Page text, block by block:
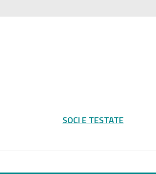
SOCI E TESTATE